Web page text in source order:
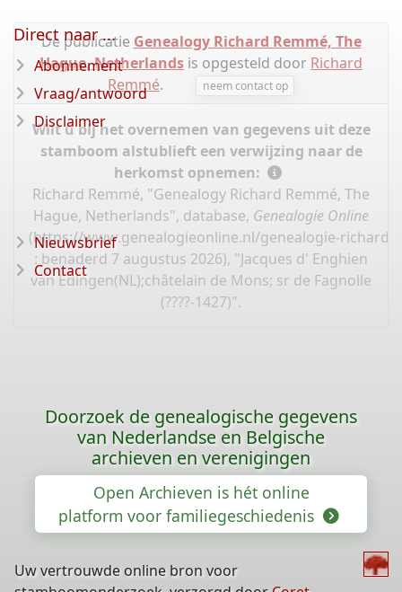
De publicatie Genealogy Richard Remmé, The
Hague, Netherlands is opgesteld door Richard
Remmé. neem contact op
Wilt u bij het overnemen van gegevens uit deze
stamboom alstublieft een verwijzing naar de
herkomst opnemen:
Richard Remmé, "Genealogy Richard Remmé, The
Hague, Netherlands", database, Genealogie Online
(https://www.genealogieonline.nl/genealogie-richard-
: benaderd 7 augustus 2026), "Jacques d' Enghien
van Edingen(NL);châtelain de Mons; sr de Fagnolle
(????-1427)".
Direct naar ...
Abonnement
Vraag/antwoord
Disclaimer
Nieuwsbrief
Contact
Doorzoek de genealogische gegevens
van Nederlandse en Belgische
archieven en verenigingen
Open Archieven is hét online
platform voor familiegeschiedenis
Uw vertrouwde online bron voor